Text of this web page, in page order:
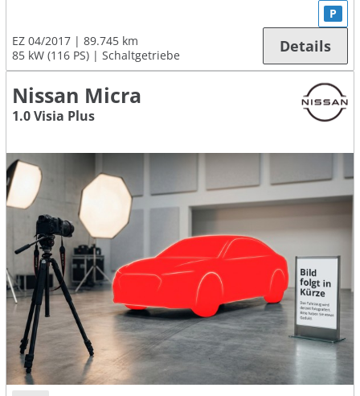
EZ 04/2017
89.745 km
85 kW (116 PS)
Schaltgetriebe
P
Details
Nissan Micra
1.0 Visia Plus